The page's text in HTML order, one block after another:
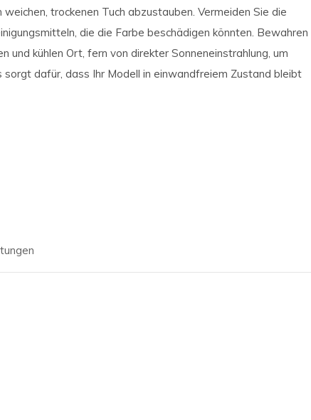
trockenen Tuch abzustauben. Vermeiden Sie die
die die Farbe beschädigen könnten. Bewahren
und kühlen Ort, fern von direkter Sonneneinstrahlung, um
sorgt dafür, dass Ihr Modell in einwandfreiem Zustand bleibt